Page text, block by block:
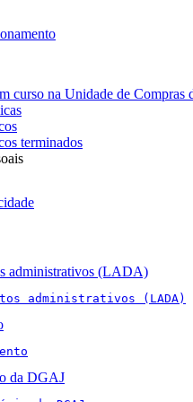
curso na Unidade de Compras
terminados
administrativos (LADA)
administrativos (LADA)
da DGAJ